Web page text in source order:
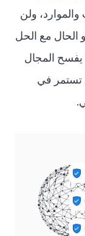
ولن
الحال مع الحل
يفسح المجال
تستمر في